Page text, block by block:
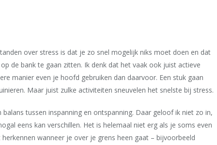
over stress is dat je zo snel mogelijk niks moet doen en dat
de bank te gaan zitten. Ik denk dat het vaak ook juist actieve
manier even je hoofd gebruiken dan daarvoor. Een stuk gaan
Maar juist zulke activiteiten sneuvelen het snelste bij stress.
tussen inspanning en ontspanning. Daar geloof ik niet zo in,
eens kan verschillen. Het is helemaal niet erg als je soms even
wanneer je over je grens heen gaat – bijvoorbeeld